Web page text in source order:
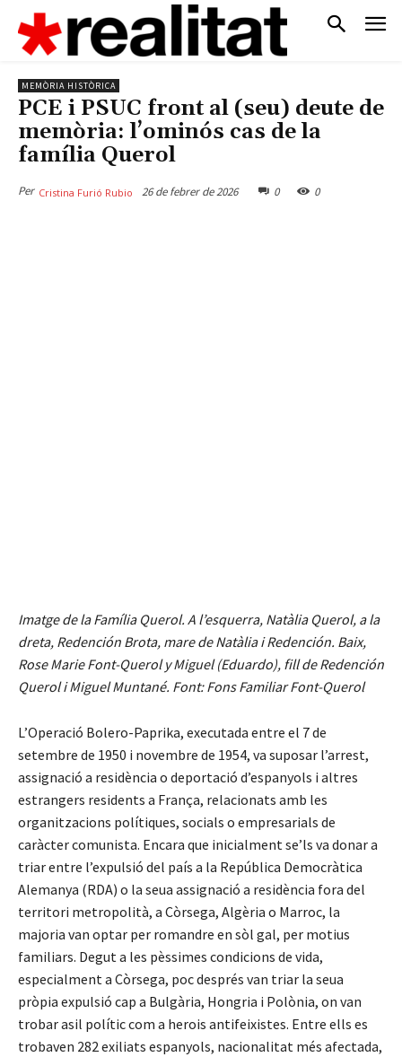
MEMÒRIA HISTÒRICA
PCE i PSUC front al (seu) deute de
memòria: l’ominós cas de la
família Querol
Per Cristina Furió Rubio 26 de febrer de 2026 0 0
Imatge de la Família Querol. A l’esquerra, Natàlia Querol, a la
dreta, Redención Brota, mare de Natàlia i Redención. Baix,
Rose Marie Font-Querol y Miguel (Eduardo), fill de Redención
Querol i Miguel Muntané. Font: Fons Familiar Font-Querol
L’Operació Bolero-Paprika, executada entre el 7 de
setembre de 1950 i novembre de 1954, va suposar l’arrest,
assignació a residència o deportació d’espanyols i altres
estrangers residents a França, relacionats amb les
organitzacions polítiques, socials o empresarials de
caràcter comunista. Encara que inicialment se’ls va donar a
triar entre l’expulsió del país a la República Democràtica
Alemanya (RDA) o la seua assignació a residència fora del
territori metropolità, a Còrsega, Algèria o Marroc, la
majoria van optar per romandre en sòl gal, per motius
familiars. Degut a les pèssimes condicions de vida,
especialment a Còrsega, poc després van triar la seua
pròpia expulsió cap a Bulgària, Hongria i Polònia, on van
trobar asil polític com a herois antifeixistes. Entre ells es
trobaven 282 exiliats espanyols, nacionalitat més afectada,